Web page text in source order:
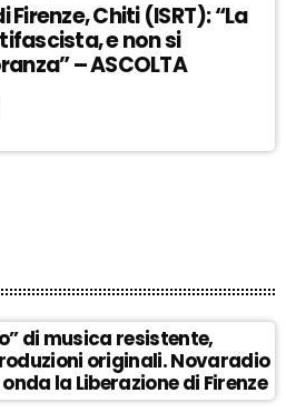
Chiti (ISRT): “La
e non si
– ASCOLTA
di musica resistente,
originali. Novaradio
la Liberazione di Firenze